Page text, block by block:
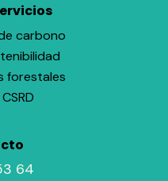
carbono
forestales
64